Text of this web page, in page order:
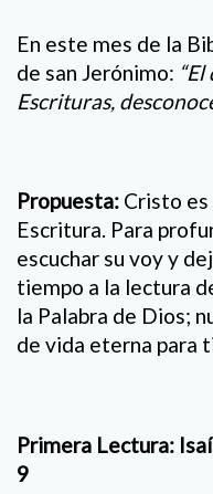
En este mes de la
de san Jerónimo:
Escrituras,
Propuesta: Cristo es
Escritura. Para
escuchar su voy y
tiempo a la lectura
la Palabra de Dios;
de vida eterna para
Primera Lectura: